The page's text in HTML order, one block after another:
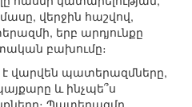
վերջին հաշվով,
երբ արդյունքը
բախումը։
վարվեն պատերազմները,
և ինչպե՞ս